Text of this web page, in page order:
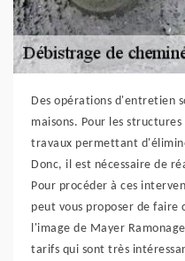
Des opérations d'entretien
maisons. Pour les
travaux permettant
Donc, il est nécessaire de
Pour procéder à ces
peut vous proposer de faire
l'image de Mayer
tarifs qui sont très